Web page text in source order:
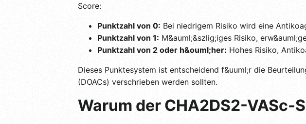
Score:
Punktzahl von 0: Bei niedrigem Risiko wird eine
Punktzahl von 1: M&auml;&szlig;iges Risiko,
Punktzahl von 2 oder h&ouml;her: Hohes Risiko,
Dieses Punktesystem ist entscheidend f&uuml;r die
(DOACs) verschrieben werden sollten.
Warum der CHA2DS2-VASc-